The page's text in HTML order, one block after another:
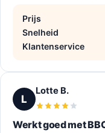
Prijs
Snelheid
Klantenservice
L
Lotte B.
Werkt goed met